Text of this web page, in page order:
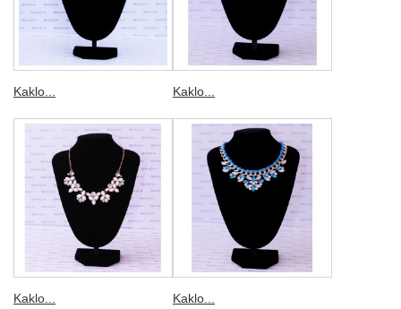
Kaklo... Kaklo...
Kaklo... Kaklo...